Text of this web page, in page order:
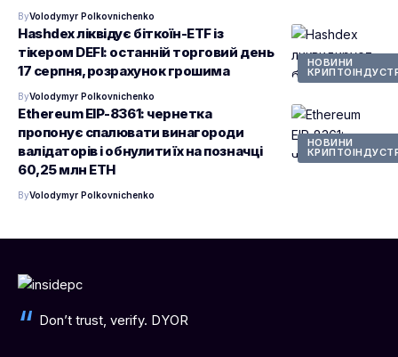
ByVolodymyr Polkovnichenko
НОВИНИ
Hashdex ліквідує біткоїн-ETF із
тікером DEFI: останній торговий день
17 серпня, розрахунок грошима
ByVolodymyr Polkovnichenko
НОВИНИ
Ethereum EIP-8361: чернетка
пропонує спалювати винагороди
валідаторів і обнулити їх на позначці
60,25 млн ETH
ByVolodymyr Polkovnichenko
Don’t trust, verify. DYOR